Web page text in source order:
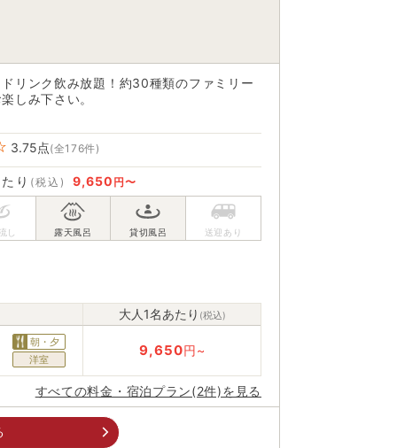
リンク飲み放題！約30種類のファミリー
しみ下さい。
3.75点(全176件)
り (税込) 9,650 円〜
大人1名あたり (税込)
朝・夕
洋室
9,650円~
すべての料金・宿泊プラン(2件)を見る